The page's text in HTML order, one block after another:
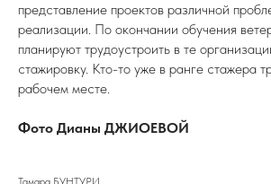
представление проектов различной
реализации. По окончании обучения
планируют трудоустроить в те
стажировку. Кто-то уже в ранге стажера
рабочем месте.
Фото Дианы ДЖИОЕВОЙ
Тамара БУНТУРИ.